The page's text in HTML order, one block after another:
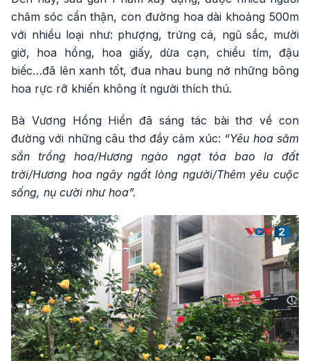
chăm sóc cẩn thận, con đường hoa dài khoảng 500m
với nhiều loại như: phượng, trứng cá, ngũ sắc, mười
giờ, hoa hồng, hoa giấy, dừa cạn, chiều tím, đậu
biếc…đã lên xanh tốt, đua nhau bung nở những bông
hoa rực rỡ khiến không ít người thích thú.
Bà Vương Hồng Hiển đã sáng tác bài thơ về con
đường với những câu thơ đầy cảm xúc: “Yêu hoa săm
sắn trồng hoa/Hương ngào ngạt tỏa bao la đất
trời/Hương hoa ngây ngất lòng người/Thêm yêu cuộc
sống, nụ cười như hoa”.